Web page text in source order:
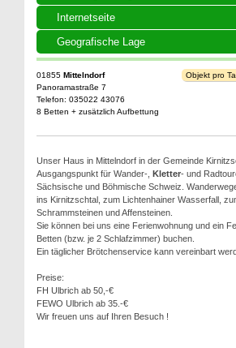
Internetseite
Geografische Lage
01855 Mittelndorf
Panoramastraße 7
Telefon: 035022 43076
8 Betten + zusätzlich Aufbettung
Objekt pro
Unser Haus in Mittelndorf in der Gemeinde
Ausgangspunkt für Wander-, Kletter- und
Sächsische und Böhmische Schweiz.
ins Kirnitzschtal, zum Lichtenhainer Wasserfall,
Schrammsteinen und Affensteinen.
Sie können bei uns eine Ferienwohnung und ein
Betten (bzw. je 2 Schlafzimmer) buchen.
Ein täglicher Brötchenservice kann vereinbart
Preise:
FH Ulbrich ab 50,-€
FEWO Ulbrich ab 35.-€
Wir freuen uns auf Ihren Besuch !